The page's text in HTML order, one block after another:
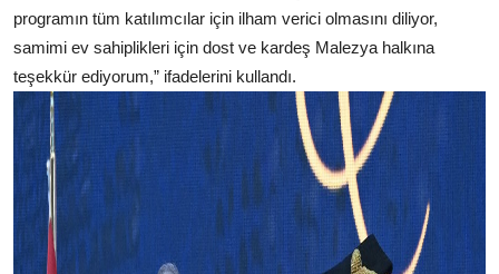
programın tüm katılımcılar için ilham verici olmasını diliyor,
samimi ev sahiplikleri için dost ve kardeş Malezya halkına
teşekkür ediyorum,” ifadelerini kullandı.